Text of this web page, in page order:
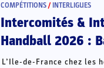
COMPÉTITIONS / INTERLIGUES
Intercomités &
Handball 2026 :
L’Ile-de-France chez les